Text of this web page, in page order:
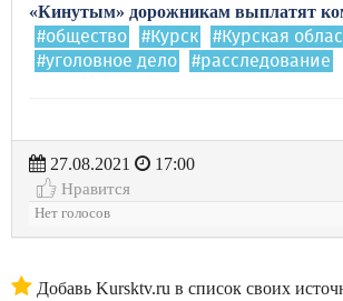
«Кинутым» дорожникам выплатят
#общество #Курск #Курская
#уголовное дело
#расследование
27.08.2021
17:00
Нравится
Нет голосов
Добавь Kursktv.ru в список своих